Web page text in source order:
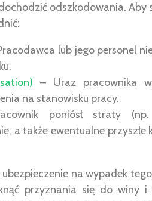
odszkodowania. Aby
lub jego personel
– Uraz pracownika
na stanowisku pracy.
poniósł straty
a także ewentualne
na wypadek
przyznania się do winy i